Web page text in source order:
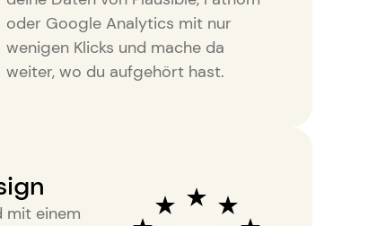
oder Google Analytics mit nur
wenigen Klicks und mache da
weiter, wo du aufgehört hast.
mit einem